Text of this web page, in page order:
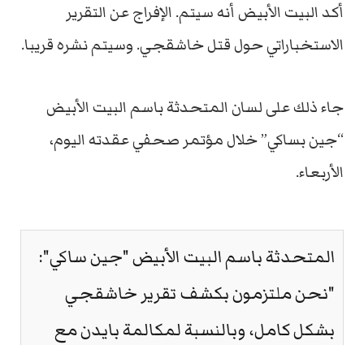
أكد البيت الأبيض أنه سيتم. الإفراج عن التقرير
الاستخباراتي حول قتل خاشقجي. وسيتم نشره قريبا.
جاء ذلك على لسان المتحدثة باسم البيت الأبيض
“جين بساكي” خلال مؤتمر صحفي عقدته اليوم،
الأربعاء.
المتحدثة باسم البيت الأبيض "جين ساكي":
"نحن ملتزمون بكشف تقرير خاشقجي
بشكل كامل، وبالنسبة لمكالمة بايدن مع